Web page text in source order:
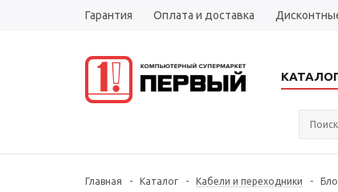
Гарантия Оплата и доставка
Главная - Каталог - Кабели и переходники -